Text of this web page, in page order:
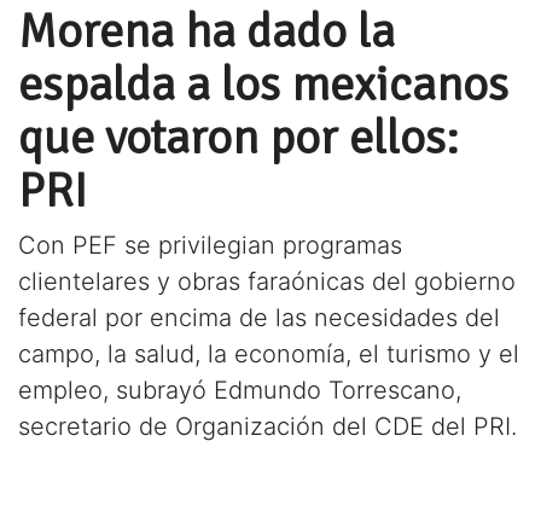
Morena ha dado la
espalda a los mexicanos
que votaron por ellos:
PRI
Con PEF se privilegian programas
clientelares y obras faraónicas del gobierno
federal por encima de las necesidades del
campo, la salud, la economía, el turismo y el
empleo, subrayó Edmundo Torrescano,
secretario de Organización del CDE del PRI.